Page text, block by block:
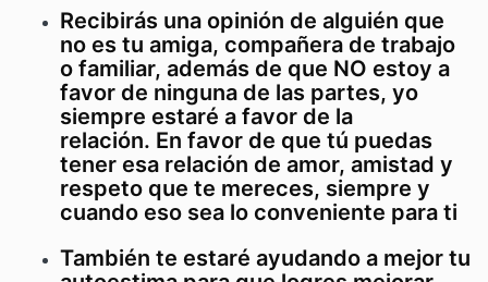
Recibirás una opinión de alguién que
no es tu amiga, compañera de trabajo
o familiar, además de que NO estoy a
favor de ninguna de las partes, yo
siempre estaré a favor de la
relación. En favor de que tú puedas
tener esa relación de amor, amistad y
respeto que te mereces, siempre y
cuando eso sea lo conveniente para ti
También te estaré ayudando a mejor tu